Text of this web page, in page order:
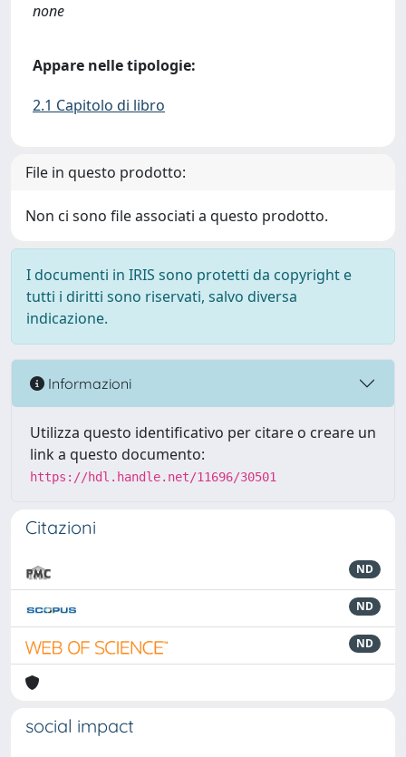
none
Appare nelle tipologie:
2.1 Capitolo di libro
File in questo prodotto:
Non ci sono file associati a questo prodotto.
I documenti in IRIS sono protetti da copyright e
tutti i diritti sono riservati, salvo diversa
indicazione.
Informazioni
Utilizza questo identificativo per citare o creare un
link a questo documento:
https://hdl.handle.net/11696/30501
Citazioni
ND
ND
ND
social impact